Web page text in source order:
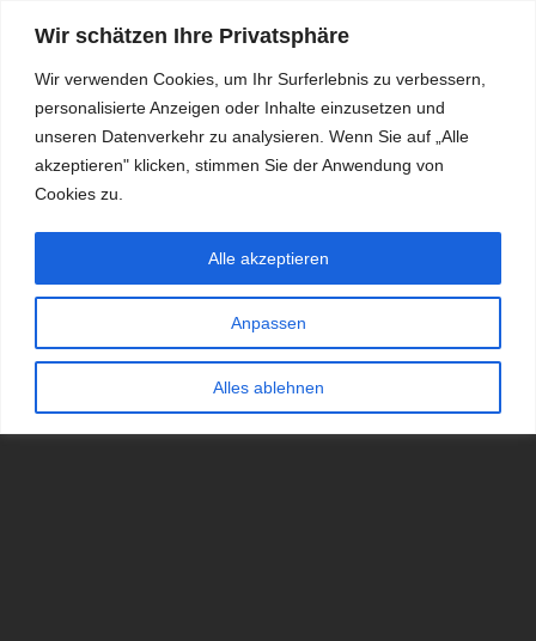
Wir schätzen Ihre Privatsphäre
Wir verwenden Cookies, um Ihr Surferlebnis zu verbessern,
personalisierte Anzeigen oder Inhalte einzusetzen und
unseren Datenverkehr zu analysieren. Wenn Sie auf „Alle
akzeptieren" klicken, stimmen Sie der Anwendung von
Cookies zu.
Anpassen
Alles ablehnen
Alle akzeptieren
RDKS.EXPERT
TESTS, EXPERTEN-TIPPS RUND UM DAS THEMA RDKS UND